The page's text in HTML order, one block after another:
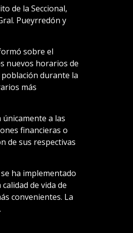
de la Seccional,
Pueyrredón y
sobre el
nuevos horarios de
población durante la
más
a las
financieras o
de sus respectivas
ha implementado
de vida de
convenientes. La